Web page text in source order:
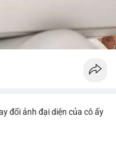
đổi ảnh đại diện của cô ấy